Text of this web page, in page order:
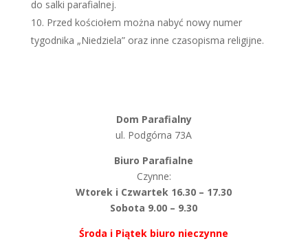
do salki parafialnej.
Przed kościołem można nabyć nowy numer
tygodnika „Niedziela” oraz inne czasopisma religijne.
Dom Parafialny
ul. Podgórna 73A
Biuro Parafialne
Czynne:
Wtorek i Czwartek 16.30 – 17.30
Sobota 9.00 – 9.30
Środa i Piątek biuro nieczynne